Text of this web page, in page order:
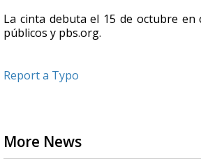
La cinta debuta el 15 de octubre en
públicos y pbs.org.
Report a Typo
More News